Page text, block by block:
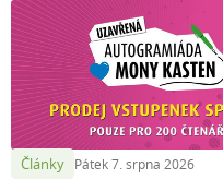
Články Pátek 7. srpna 2026